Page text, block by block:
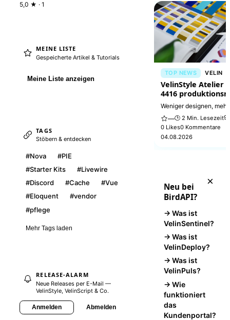
5,0 ★ · 1
MEINE LISTE
Gespeicherte Artikel & Tutorials
Meine Liste anzeigen
TAGS
Stöbern & entdecken
#Nova
#PIE
#Starter Kits
#Livewire
#Discord
#Cache
#Vue
#Eloquent
#vendor
#pflege
Mehr Tags laden
RELEASE-ALARM
Neue Releases per E-Mail —
VelinStyle, VelinScript & Co.
Anmelden Abmelden
TOP NEWS VELIN
VelinStyle Atelier
4416
Interfaces
Weniger designen,
Das VelinStyle Atelier
kuratierte,
Interfaces, Studio-
—🕒 2 Min. Lesezeit9
0 Likes0 Kommentare
04.08.2026
Neu bei
BirdAPI?
×
→ Was ist
VelinSentinel?
→ Was ist
VelinDeploy?
→ Was ist
VelinPuls?
→ Wie
funktioniert
das
Kundenportal?